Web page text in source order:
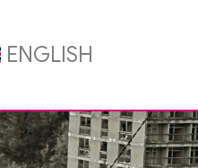
ENGLISH